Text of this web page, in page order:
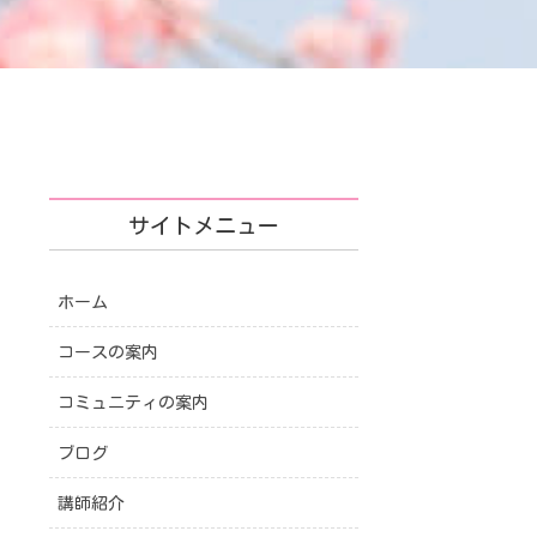
サイトメニュー
ホーム
コースの案内
コミュニティの案内
ブログ
講師紹介